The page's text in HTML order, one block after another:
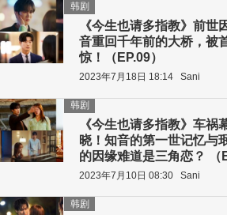
《今生也请多指教》前世
音重回千年前的大桥，被
惊！（EP.09）
韩剧
2023年7月18日 18:14 Sani
《今生也请多指教》车祸
晓！知音的第一世记忆与
的因缘难道是三角恋？ （
韩剧
2023年7月10日 08:30 Sani
韩剧